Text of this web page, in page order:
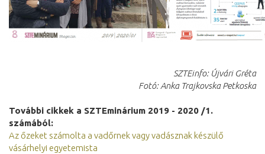
SZTEinfo: Újvári Gréta
Fotó: Anka Trajkovska Petkoska
További cikkek a SZTEminárium 2019 - 2020 /1.
számából:
Az őzeket számolta a vadőrnek vagy vadásznak készülő
vásárhelyi egyetemista